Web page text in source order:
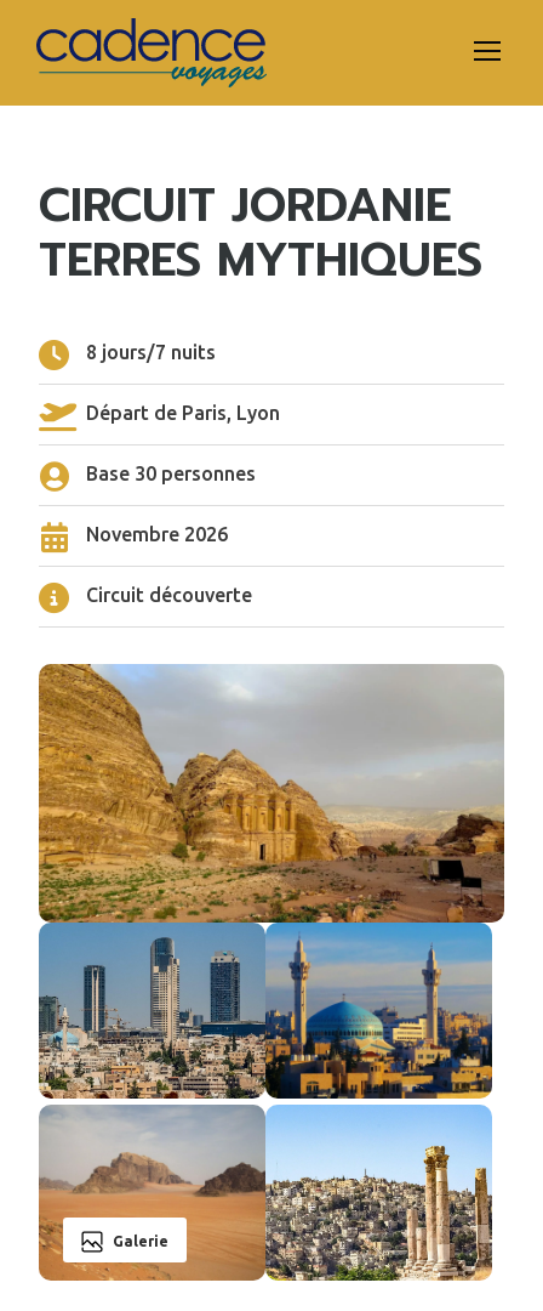
CIRCUIT JORDANIE
TERRES MYTHIQUES
8 jours/7 nuits
Départ de Paris, Lyon
Base 30 personnes
Novembre 2026
Circuit découverte
Galerie